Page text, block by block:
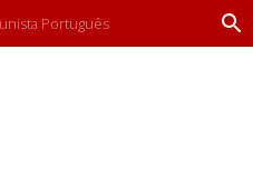
Português
P